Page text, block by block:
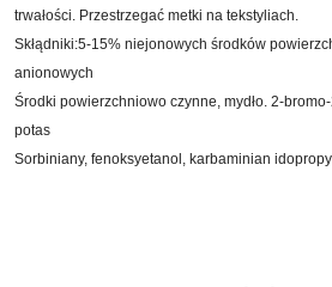
trwałości. Przestrzegać metki na tekstyliach.
Skłądniki:5-15% niejonowych środków
anionowych
Środki powierzchniowo czynne, mydło. 2-
potas
Sorbiniany, fenoksyetanol, karbaminian